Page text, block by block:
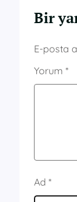
Bir
E-posta
Yorum *
Ad *